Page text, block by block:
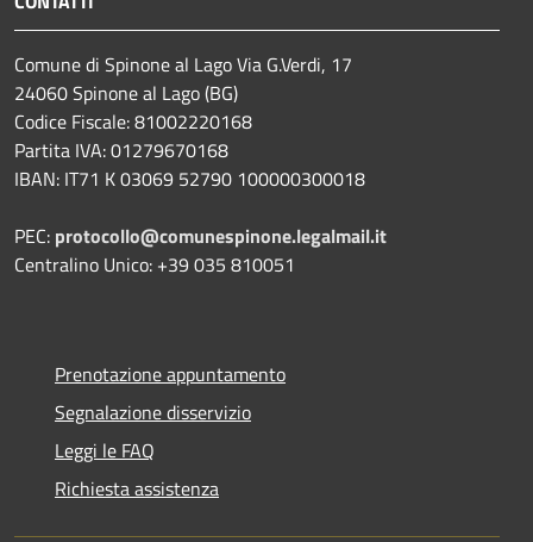
Comune di Spinone al Lago Via G.Verdi, 17
24060 Spinone al Lago (BG)
Codice Fiscale: 81002220168
Partita IVA: 01279670168
IBAN: IT71 K 03069 52790 100000300018
PEC: protocollo@comunespinone.legalmail.it
Centralino Unico: +39 035 810051
Prenotazione appuntamento
Segnalazione disservizio
Leggi le FAQ
Richiesta assistenza